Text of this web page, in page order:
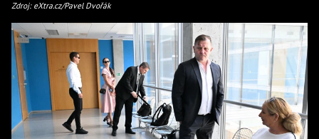
Zdroj: eXtra.cz/Pavel Dvořák